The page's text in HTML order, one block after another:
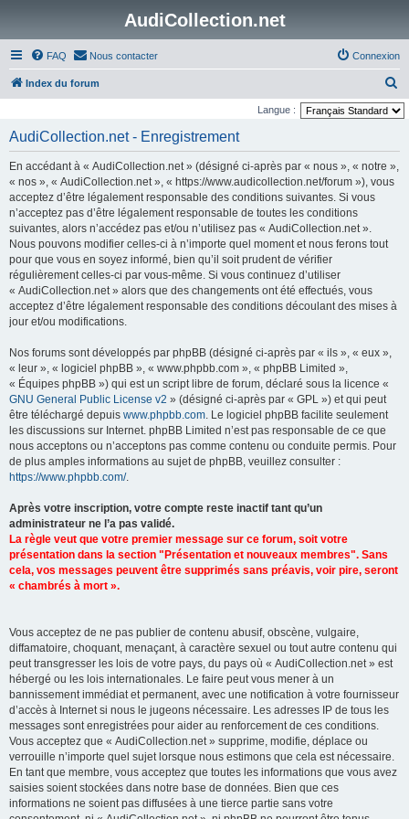
AudiCollection.net
FAQ Nous contacter Connexion
Index du forum
e
Langue :
AudiCollection.net - Enregistrement
En accédant à « AudiCollection.net » (désigné ci-après par « nous », « notre »,
« nos », « AudiCollection.net », « https://www.audicollection.net/forum »), vous
acceptez d’être légalement responsable des conditions suivantes. Si vous
n’acceptez pas d’être légalement responsable de toutes les conditions
suivantes, alors n’accédez pas et/ou n’utilisez pas « AudiCollection.net ».
Nous pouvons modifier celles-ci à n’importe quel moment et nous ferons tout
pour que vous en soyez informé, bien qu’il soit prudent de vérifier
régulièrement celles-ci par vous-même. Si vous continuez d’utiliser
« AudiCollection.net » alors que des changements ont été effectués, vous
acceptez d’être légalement responsable des conditions découlant des mises à
jour et/ou modifications.
Nos forums sont développés par phpBB (désigné ci-après par « ils », « eux »,
« leur », « logiciel phpBB », « www.phpbb.com », « phpBB Limited »,
« Équipes phpBB ») qui est un script libre de forum, déclaré sous la licence «
GNU General Public License v2 » (désigné ci-après par « GPL ») et qui peut
être téléchargé depuis www.phpbb.com. Le logiciel phpBB facilite seulement
les discussions sur Internet. phpBB Limited n’est pas responsable de ce que
nous acceptons ou n’acceptons pas comme contenu ou conduite permis. Pour
de plus amples informations au sujet de phpBB, veuillez consulter :
https://www.phpbb.com/.
Après votre inscription, votre compte reste inactif tant qu’un
administrateur ne l’a pas validé.
La règle veut que votre premier message sur ce forum, soit votre
présentation dans la section "Présentation et nouveaux membres". Sans
cela, vos messages peuvent être supprimés sans préavis, voir pire, seront
« chambrés à mort ».
Vous acceptez de ne pas publier de contenu abusif, obscène, vulgaire,
diffamatoire, choquant, menaçant, à caractère sexuel ou tout autre contenu qui
peut transgresser les lois de votre pays, du pays où « AudiCollection.net » est
hébergé ou les lois internationales. Le faire peut vous mener à un
bannissement immédiat et permanent, avec une notification à votre fournisseur
d’accès à Internet si nous le jugeons nécessaire. Les adresses IP de tous les
messages sont enregistrées pour aider au renforcement de ces conditions.
Vous acceptez que « AudiCollection.net » supprime, modifie, déplace ou
verrouille n’importe quel sujet lorsque nous estimons que cela est nécessaire.
En tant que membre, vous acceptez que toutes les informations que vous avez
saisies soient stockées dans notre base de données. Bien que ces
informations ne soient pas diffusées à une tierce partie sans votre